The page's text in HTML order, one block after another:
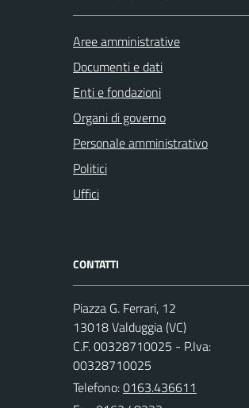
Aree amministrative
Documenti e dati
Enti e fondazioni
Organi di governo
Personale amministrativo
Politici
Uffici
CONTATTI
Piazza G. Ferrari, 12
13018 Valduggia (VC)
C.F. 00328710025 - P.Iva:
00328710025
Telefono:0163.436611